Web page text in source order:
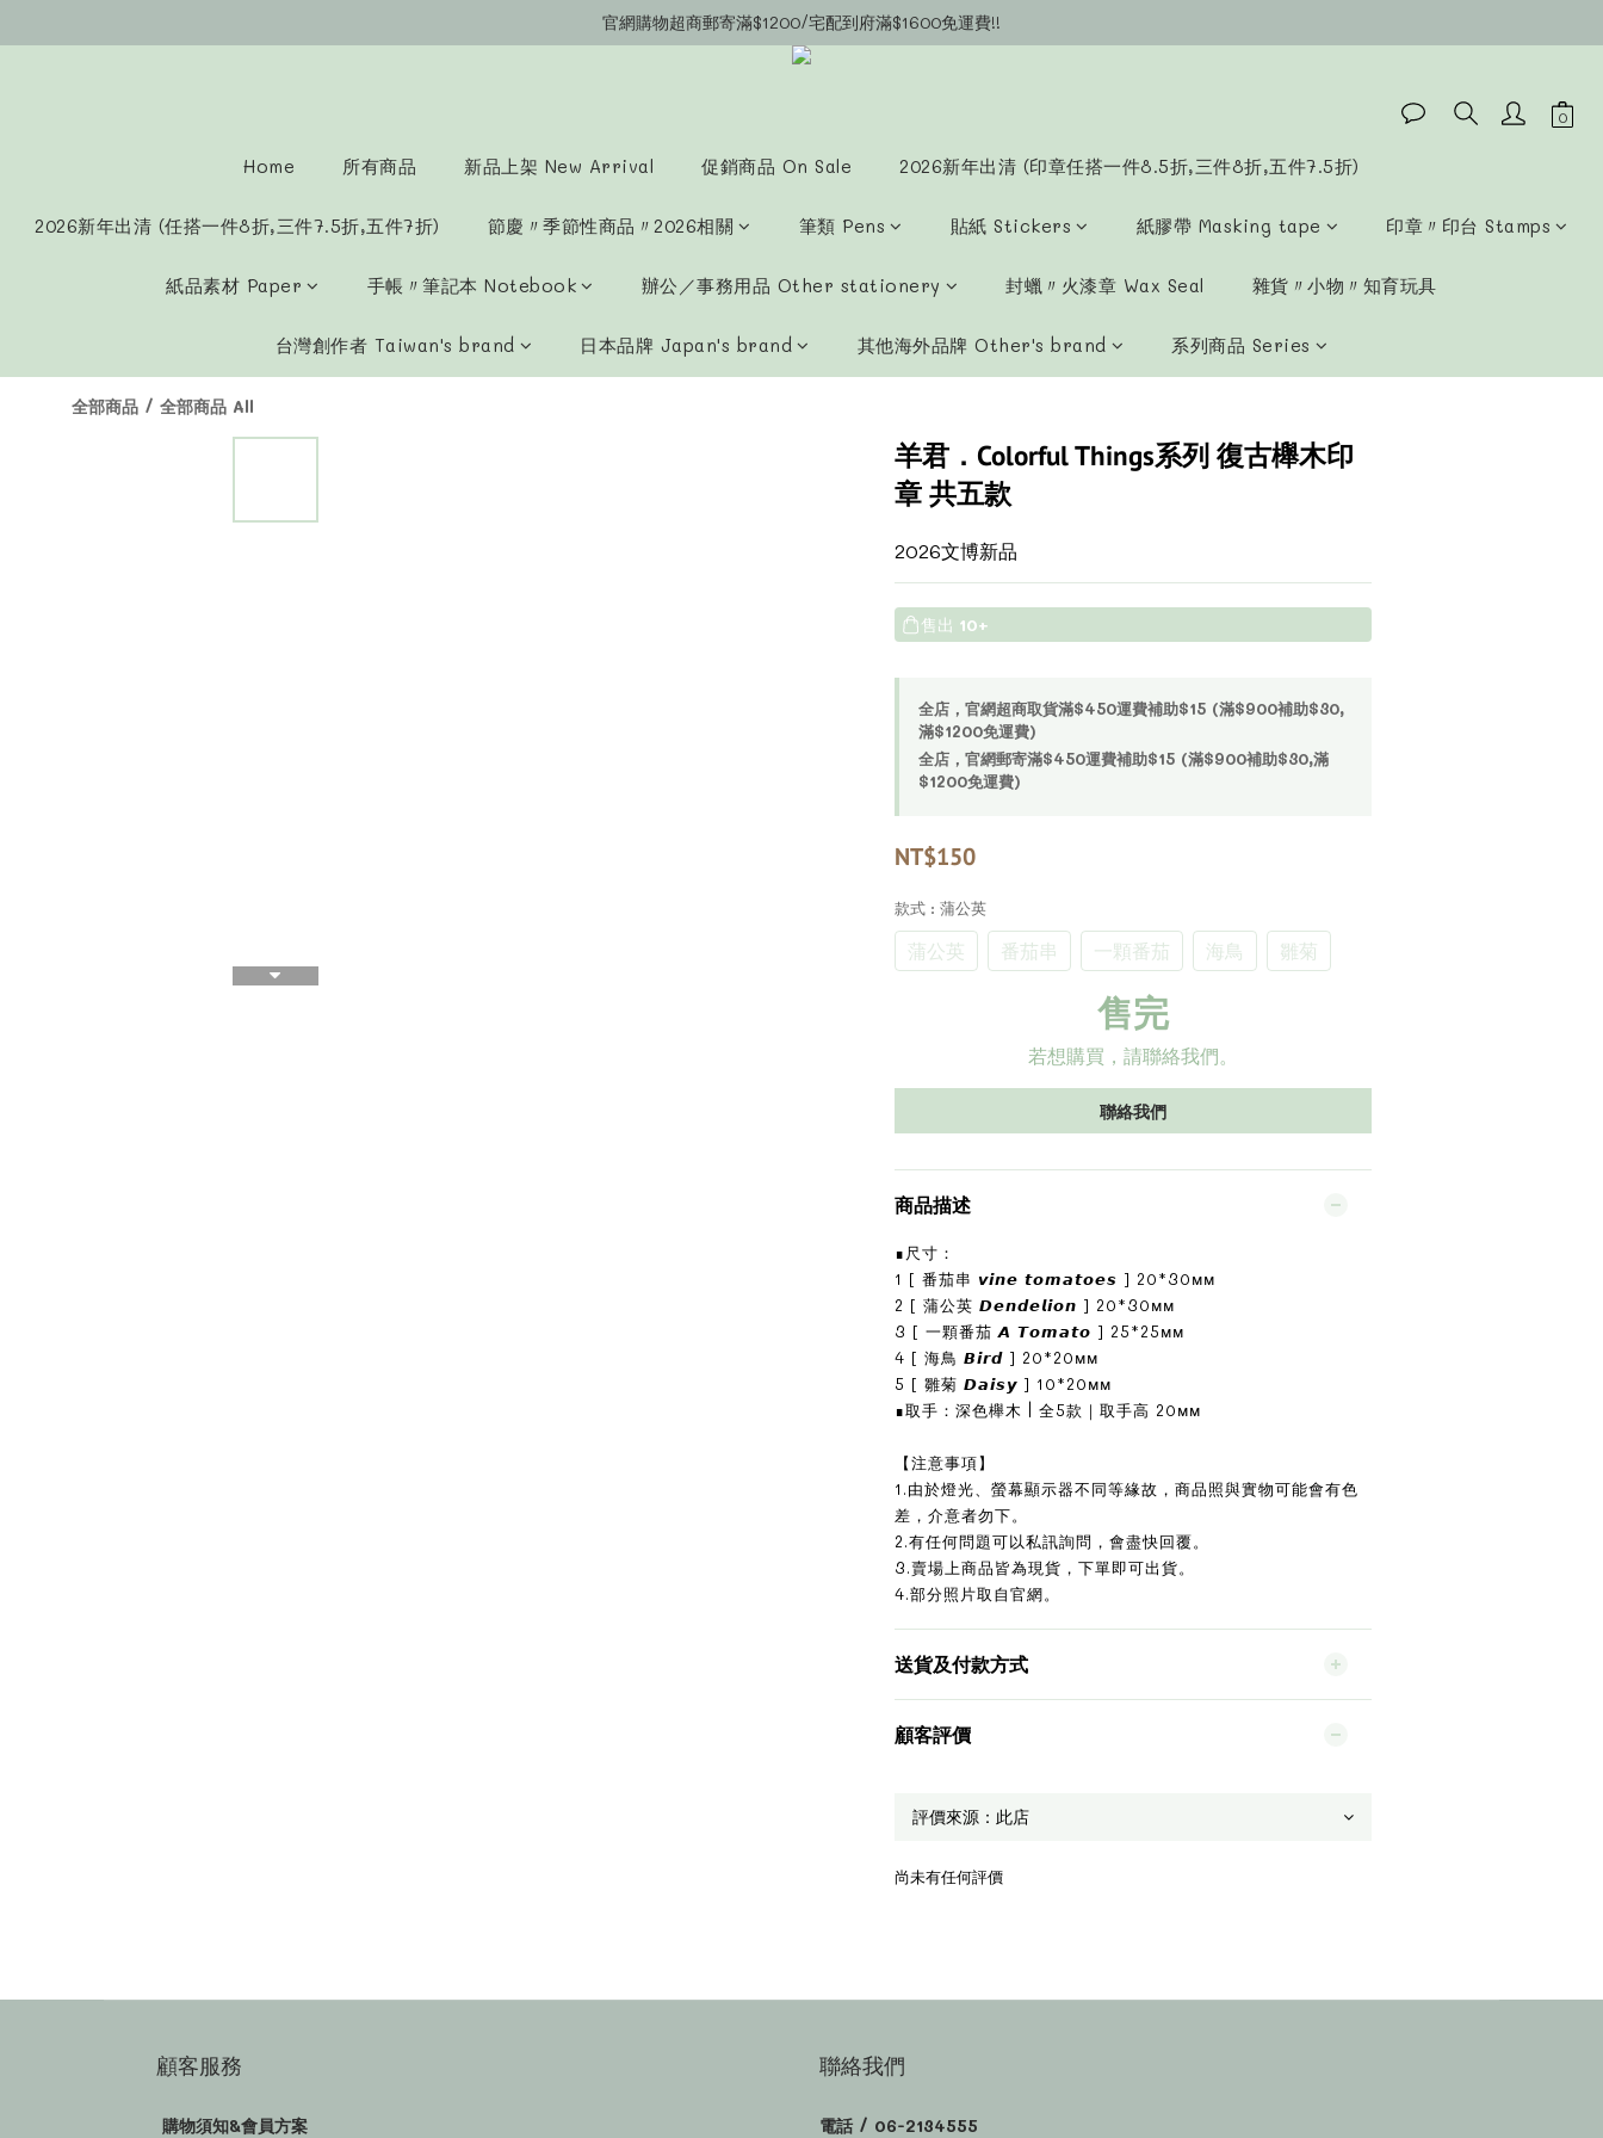
官網會員募集中~立即註冊即可獲得購物金$20!!!
官網購物超商郵寄滿$1200/宅配到府滿$1600免運費!!
官網會員募集中~立即註冊即可獲得購物金$20!!!
Home 所有商品 新品上架 New Arrival 促銷商品 On Sale 2026新年出清 (印章任搭一件8.5折,三件8折,五件7.5折)
2026新年出清 (任搭一件8折,三件7.5折,五件7折) 節慶〃季節性商品〃2026相關 筆類 Pens 貼紙 Stickers 紙膠帶 Masking tape 印章〃印台 Stamps
紙品素材 Paper 手帳〃筆記本 Notebook 辦公／事務用品 Other stationery 封蠟〃火漆章 Wax Seal 雜貨〃小物〃知育玩具
台灣創作者 Taiwan's brand 日本品牌 Japan's brand 其他海外品牌 Other's brand 系列商品 Series
全部商品 / 全部商品 All
羊君．Colorful Things系列 復古櫸木印
章 共五款
2026文博新品
售出 10+
全店，官網超商取貨滿$450運費補助$15 (滿$900補助$30,
滿$1200免運費)
全店，官網郵寄滿$450運費補助$15 (滿$900補助$30,滿
$1200免運費)
NT$150
款式 : 蒲公英
蒲公英 番茄串 一顆番茄 海鳥 雛菊
售完
若想購買，請聯絡我們。
聯絡我們
商品描述
∎尺寸：
1 [ 番茄串 𝙫𝙞𝙣𝙚 𝙩𝙤𝙢𝙖𝙩𝙤𝙚𝙨 ] 20*30ᴍᴍ
2 [ 蒲公英 𝘿𝙚𝙣𝙙𝙚𝙡𝙞𝙤𝙣 ] 20*30ᴍᴍ
3 [ 一顆番茄 𝘼 𝙏𝙤𝙢𝙖𝙩𝙤 ] 25*25ᴍᴍ
4 [ 海鳥 𝘽𝙞𝙧𝙙 ] 20*20ᴍᴍ
5 [ 雛菊 𝘿𝙖𝙞𝙨𝙮 ] 10*20ᴍᴍ
∎取手：深色櫸木 | 全5款｜取手高 20ᴍᴍ
【注意事項】
1.由於燈光、螢幕顯示器不同等緣故，商品照與實物可能會有色
差，介意者勿下。
2.有任何問題可以私訊詢問，會盡快回覆。
3.賣場上商品皆為現貨，下單即可出貨。
4.部分照片取自官網。
送貨及付款方式
顧客評價
尚未有任何評價
顧客服務
購物須知&會員方案
聯絡我們
電話 / 06-2134555